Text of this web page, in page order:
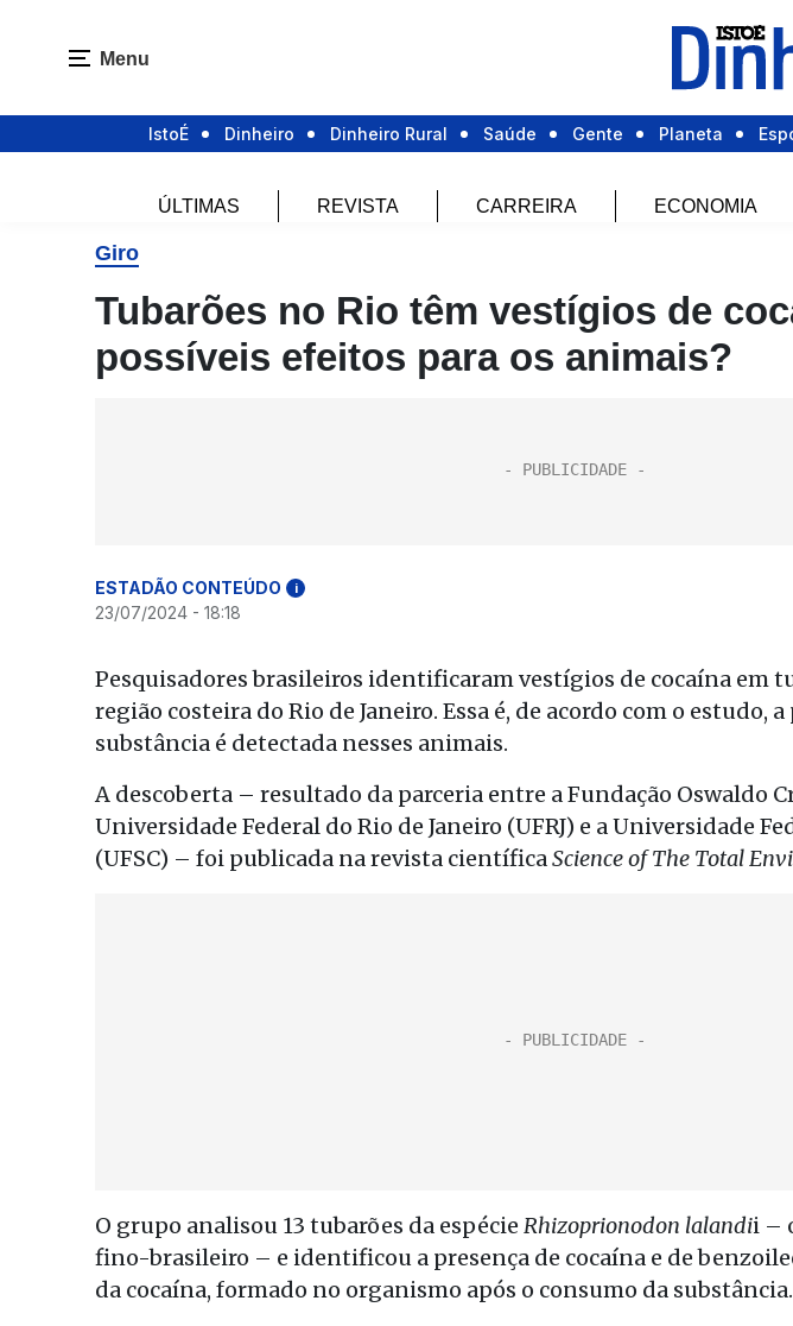
Menu
IstoÉ Dinheiro Dinheiro Rural Saúde Gente Planeta
ÚLTIMAS REVISTA CARREIRA ECONOMIA
Giro
Tubarões no Rio têm vestígios de
possíveis efeitos para os animais?
ESTADÃO CONTEÚDO i
23/07/2024 - 18:18
Pesquisadores brasileiros identificaram vestígios de cocaína em
região costeira do Rio de Janeiro. Essa é, de acordo com o estudo,
substância é detectada nesses animais.
A descoberta – resultado da parceria entre a Fundação Oswaldo
Universidade Federal do Rio de Janeiro (UFRJ) e a Universidade
(UFSC) – foi publicada na revista científicaScience of The Total
O grupo analisou 13 tubarões da espécie Rhizoprionodon lalandii –
fino-brasileiro – e identificou a presença de cocaína e de
da cocaína, formado no organismo após o consumo da substância.